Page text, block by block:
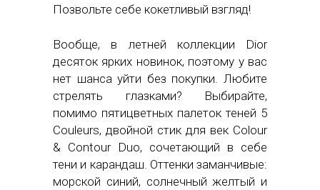
Позвольте себе кокетливый взгляд!
Вообще, в летней коллекции Dior
десяток ярких новинок, поэтому у вас
нет шанса уйти без покупки. Любите
стрелять глазками? Выбирайте,
помимо пятицветных палеток теней 5
Couleurs, двойной стик для век Colour
& Contour Duo, сочетающий в себе
тени и карандаш. Оттенки заманчивые:
морской синий, солнечный желтый и